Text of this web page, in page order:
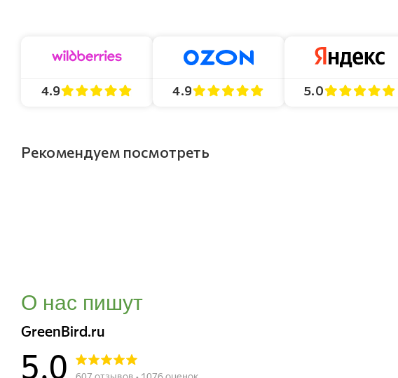
4.9 4.9 5.0
Рекомендуем посмотреть
О нас пишут